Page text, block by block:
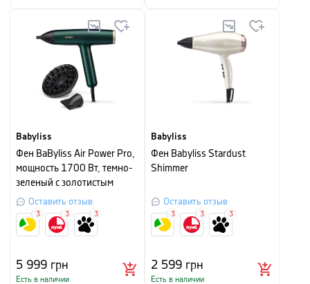
Babyliss
Фен BaByliss Air Power Pro,
мощность 1700 Вт, темно-
зеленый с золотистым
Оставить отзыв
5 999 грн
Есть в наличии
3 3 3
Babyliss
Фен Babyliss Stardust
Shimmer
Оставить отзыв
2 599 грн
Есть в наличии
3 3 3